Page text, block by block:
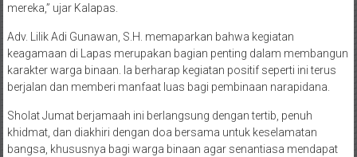
mereka,” ujar Kalapas.
Adv. Lilik Adi Gunawan, S.H. memaparkan bahwa kegiatan
keagamaan di Lapas merupakan bagian penting dalam membangun
karakter warga binaan. Ia berharap kegiatan positif seperti ini terus
berjalan dan memberi manfaat luas bagi pembinaan narapidana.
Sholat Jumat berjamaah ini berlangsung dengan tertib, penuh
khidmat, dan diakhiri dengan doa bersama untuk keselamatan
bangsa, khususnya bagi warga binaan agar senantiasa mendapat